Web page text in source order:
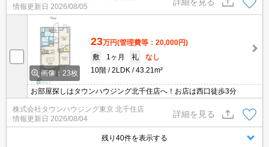
情報更新日 2026/08/05
画像：23枚
23万円(管理費等：20,000円)
敷
1ヶ月 礼
なし
10階
2LDK 43.21m²
お部屋探しはタウンハウジング北千住店へ！お店は西口徒歩3分
株式会社タウンハウジング東京 北千住店
情報更新日 2026/08/04
詳細を見る
残り40件を表示する